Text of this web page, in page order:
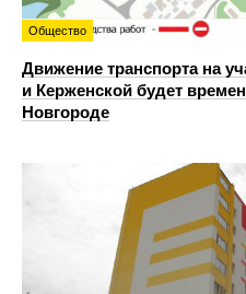
Общество
Движение транспорта на
и Керженской будет
Новгороде